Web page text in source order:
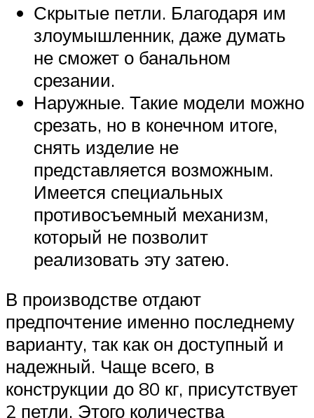
Скрытые петли. Благодаря им
злоумышленник, даже думать
не сможет о банальном
срезании.
Наружные. Такие модели можно
срезать, но в конечном итоге,
снять изделие не
представляется возможным.
Имеется специальных
противосъемный механизм,
который не позволит
реализовать эту затею.
В производстве отдают
предпочтение именно последнему
варианту, так как он доступный и
надежный. Чаще всего, в
конструкции до 80 кг, присутствует
2 петли. Этого количества